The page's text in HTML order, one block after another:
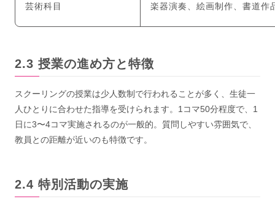
芸術科目 楽器演奏、絵画制作、書道作
授業の進め方と特徴
スクーリングの授業は少人数制で行われることが多く、生徒一
人ひとりに合わせた指導を受けられます。1コマ50分程度で、1
日に3〜4コマ実施されるのが一般的。質問しやすい雰囲気で、
教員との距離が近いのも特徴です。
特別活動の実施